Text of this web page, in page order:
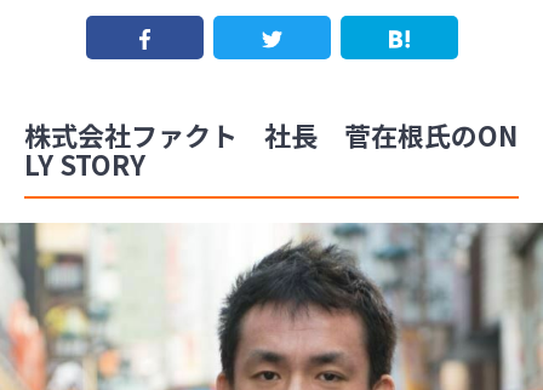
株式会社ファクト 社長 菅在根氏のON
LY STORY